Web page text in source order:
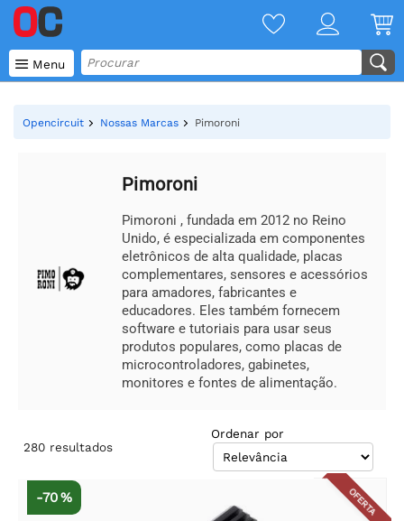
 Menu
Opencircuit Nossas Marcas Pimoroni
Pimoroni
Pimoroni , fundada em 2012 no Reino
Unido, é especializada em componentes
eletrônicos de alta qualidade, placas
complementares, sensores e acessórios
para amadores, fabricantes e
educadores. Eles também fornecem
software e tutoriais para usar seus
produtos populares, como placas de
microcontroladores, gabinetes,
monitores e fontes de alimentação.
280 resultados
Ordenar por
OFERTA
-70 %